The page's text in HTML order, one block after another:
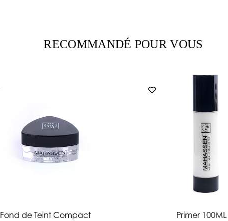
RECOMMANDÉ POUR VOUS
Fond de Teint Compact
Primer 100ML